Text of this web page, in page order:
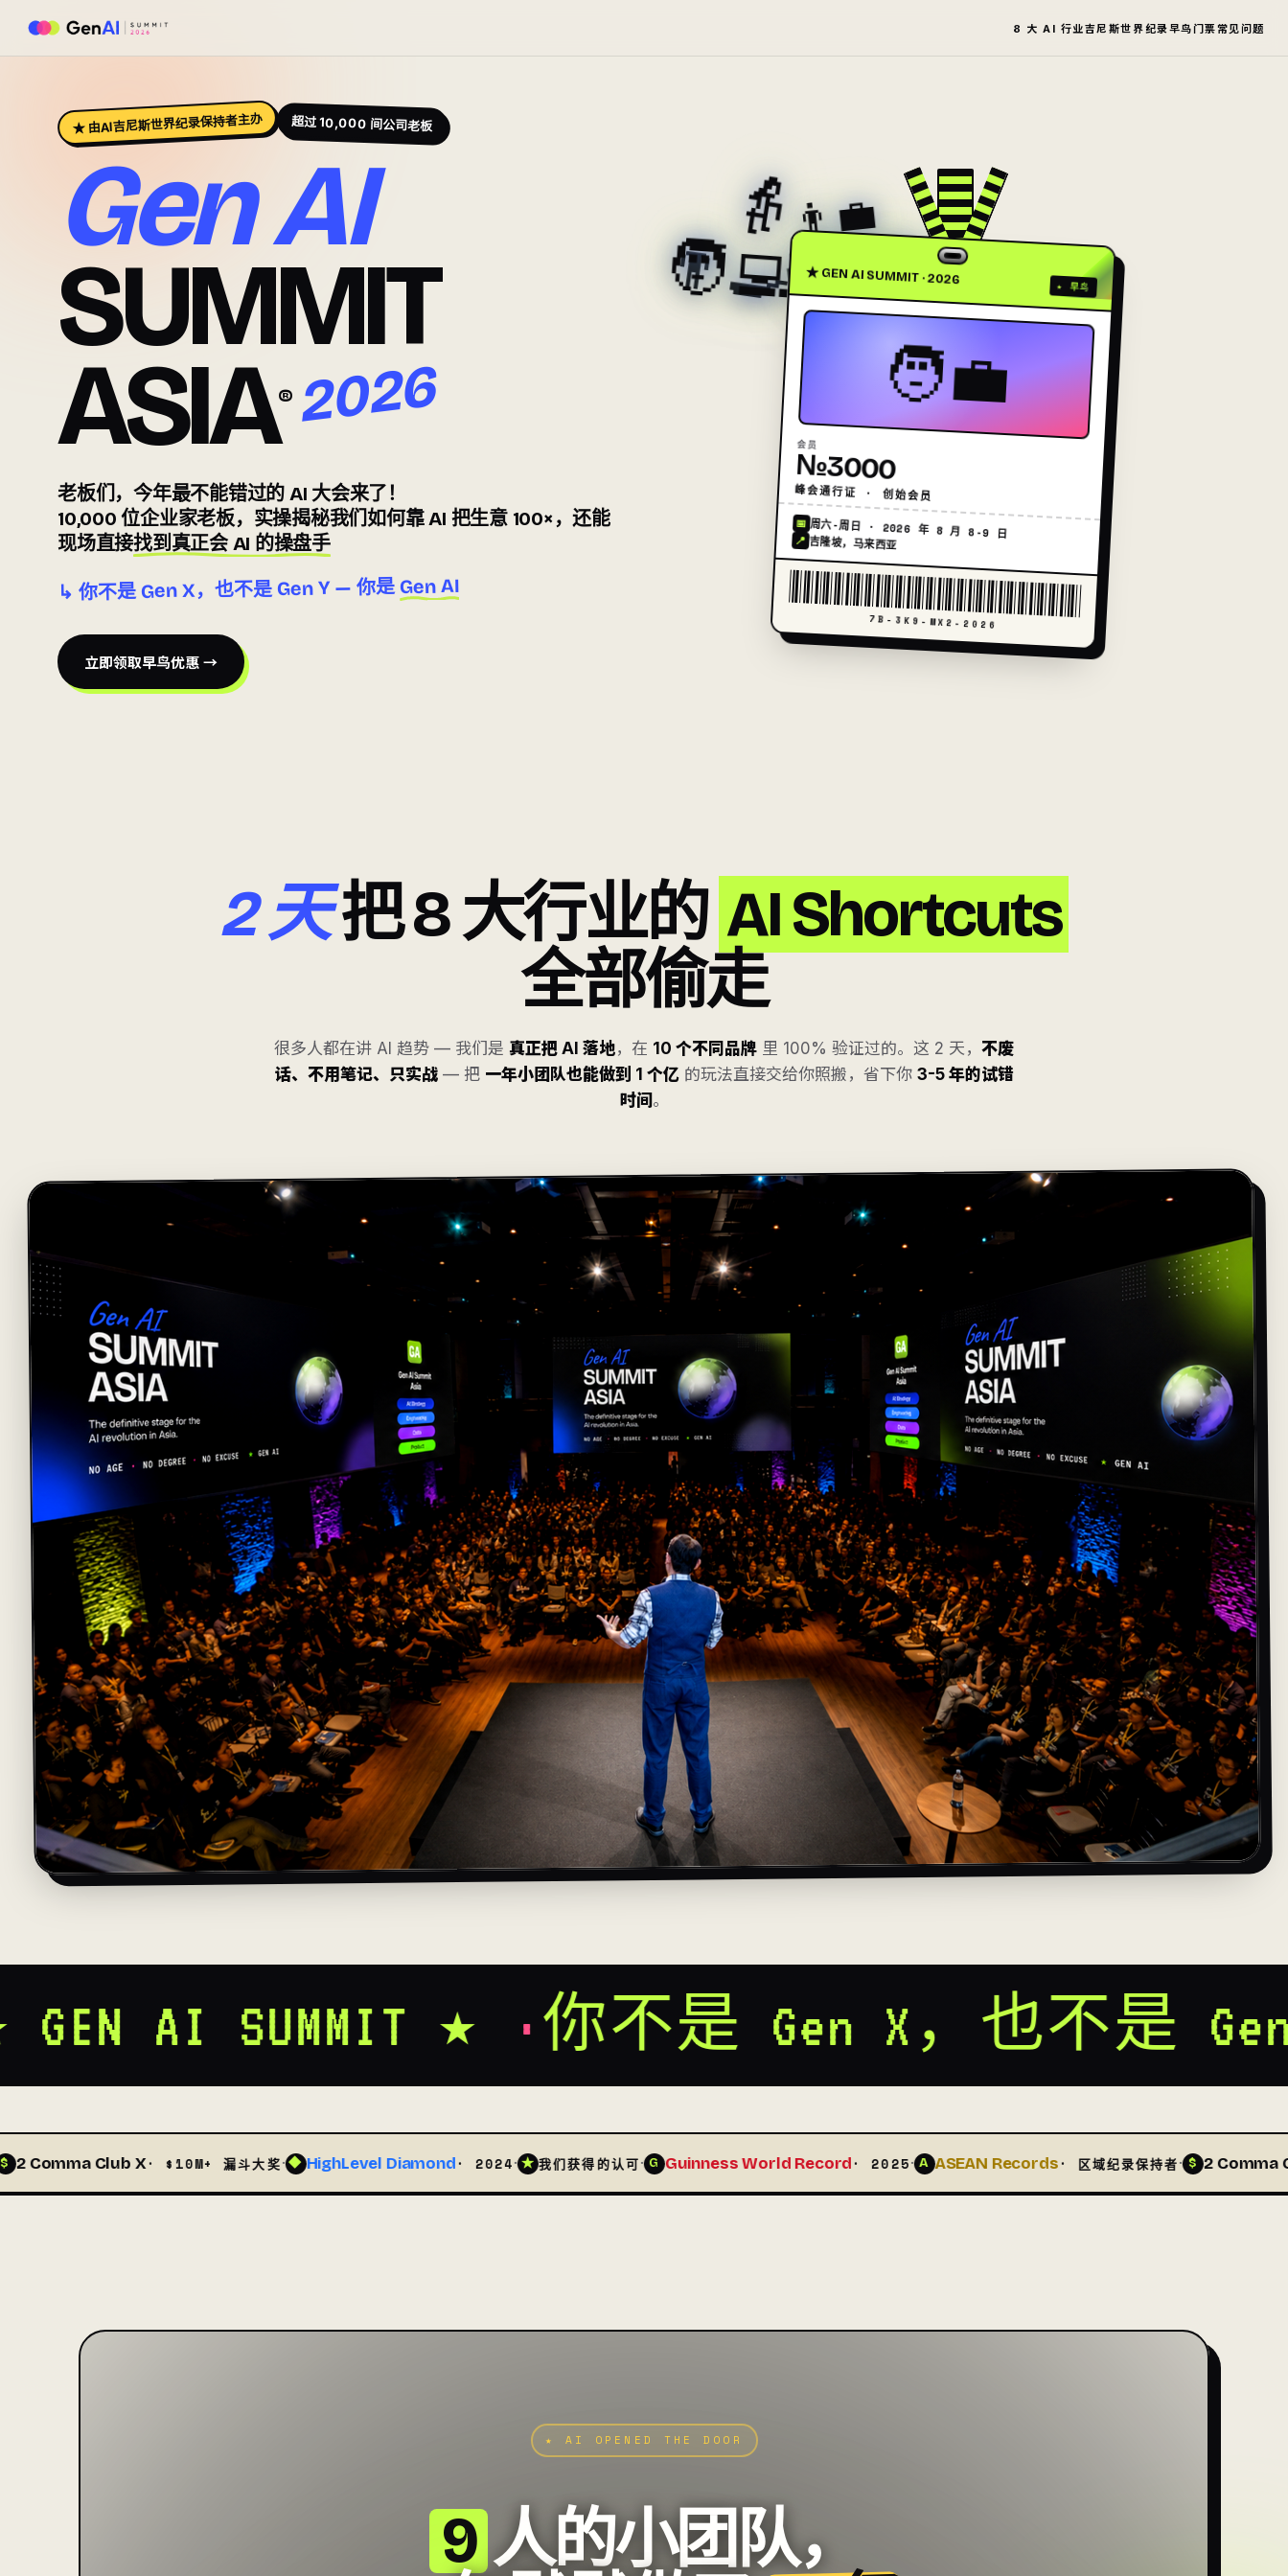
8 大 AI 行业吉尼斯世界纪录早鸟门票常见问题
★ 由AI吉尼斯世界纪录保持者主办 超过 10,000 间公司老板
Gen AI
SUMMIT
ASIA® 2026
老板们，今年最不能错过的 AI 大会来了！
10,000 位企业家老板，实操揭秘我们如何靠 AI 把生意 100×，还能
现场直接找到真正会 AI 的操盘手
↳ 你不是 Gen X，也不是 Gen Y — 你是Gen AI
立即领取早鸟优惠 →
🧑‍💼
👩‍💻👨‍🎓
👩‍🏫🧑‍🚀
👨‍🍳👩‍🎨
🧑‍💻
🧒
👨‍🚀
★ GEN AI SUMMIT · 2026
★ 早鸟
🧑‍💼
会员
№3000
峰会通行证 · 创始会员
📅周六-周日· 2026 年 8 月 8-9 日
📍吉隆坡，马来西亚
7B-3K9-MX2-2026
2 天把 8 大行业的 AI Shortcuts
全部偷走
很多人都在讲 AI 趋势 — 我们是 真正把 AI 落地，在 10 个不同品牌 里 100% 验证过的。这 2 天， 不废
话、不用笔记、只实战— 把 一年小团队也能做到 1 个亿的玩法直接交给你照搬，省下你 3-5 年的试错
时间 。
你不是 Gen X，也不是 Gen Y — 你是 Gen AI
X· $10M+ 漏斗大奖 · ◆ HighLevel Diamond· 2024· ★ 我们获得的认可· G Guinness World Record· 2025· A ASEAN Records· 区域纪录保持者 $ 2 Comma Club X·
★ AI OPENED THE DOOR
9 人的小团队，